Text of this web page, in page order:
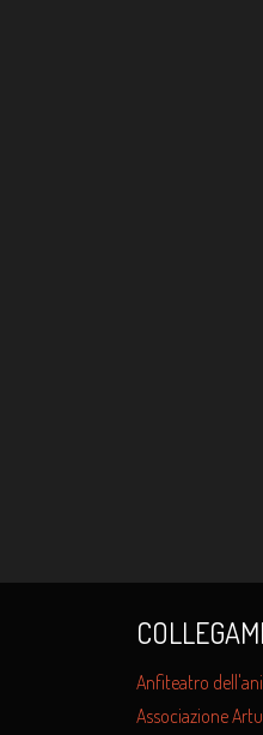
Anfiteatro
Associazione